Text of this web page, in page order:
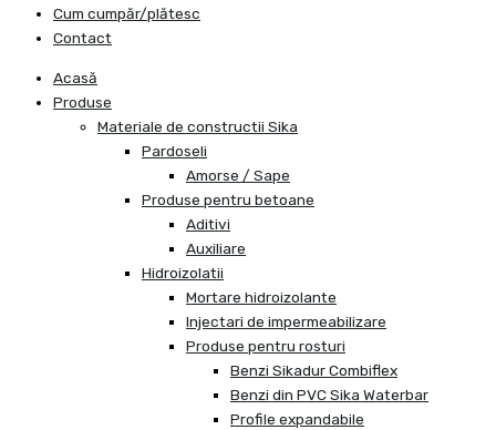
Cum cumpăr/plătesc
Contact
Acasă
Produse
Materiale de constructii Sika
Pardoseli
Amorse / Sape
Produse pentru betoane
Aditivi
Auxiliare
Hidroizolatii
Mortare hidroizolante
Injectari de impermeabilizare
Produse pentru rosturi
Benzi Sikadur Combiflex
Benzi din PVC Sika Waterbar
Profile expandabile